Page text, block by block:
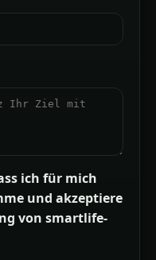
ich für mich
und akzeptiere
von smartlife-